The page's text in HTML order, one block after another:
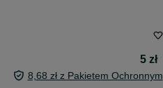
5 zł
8,68 zł z Pakietem Ochronnym